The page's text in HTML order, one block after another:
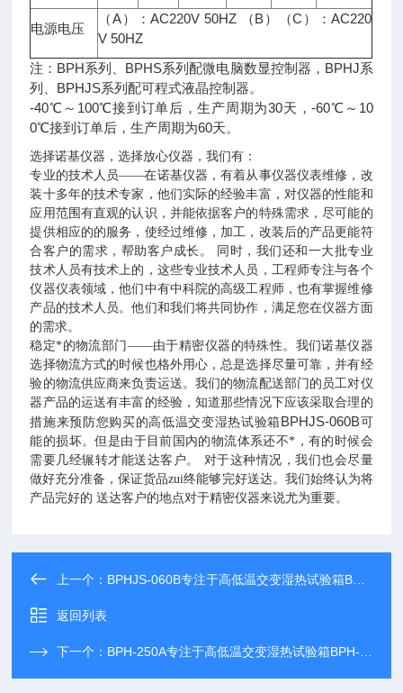
电源电压
（A）：AC220V 50HZ （B）（C）：AC220
V 50HZ
注：BPH系列、BPHS系列配微电脑数显控制器，BPHJ系
列、BPHJS系列配可程式液晶控制器。
-40℃～100℃接到订单后，生产周期为30天，-60℃～10
0℃接到订单后，生产周期为60天。
选择诺基仪器 ，选择放心仪器，我们有：
专业的技术人员——在诺基仪器 ，有着从事仪器仪表维修，改
装十多年的技术专家，他们实际的经验丰富，对仪器的性能和
应用范围有直观的认识，并能依据客户的特殊需求，尽可能的
提供相应的的服务，使经过维修，加工，改装后的产品更能符
合客户的需求，帮助客户成长。
同时，我们还和一大批专业
技术人员有技术上的，这些专业技术人员，工程师专注与各个
仪器仪表领域，他们中有中科院的高级工程师，也有掌握维修
产品的技术人员。他们和我们将共同协作，满足您在仪器方面
的需求。
稳定*的物流部门——由于精密仪器的特殊性。我们诺基仪器
选择物流方式的时候也格外用心，总是选择尽量可靠，并有经
验的物流供应商来负责运送。我们的物流配送部门的员工对仪
器产品的运送有丰富的经验，知道那些情况下应该采取合理的
措施来预防您购买的高低温交变湿热试验箱BPHJS-060B可
能的损坏。但是由于目前国内的物流体系还不*，有的时候会
需要几经辗转才能送达客户。
对于这种情况，我们也会尽量
做好充分准备，保证货品zui终能够完好送达。我们始终认为将
产品完好的 送达客户的地点对于精密仪器来说尤为重要。
上一个： BPHJS-060B专注于高低温交变湿热试验箱BPHJS-060B研发生产
返回列表
下一个： BPH-250A专注于高低温交变湿热试验箱BPH-250A研发生产